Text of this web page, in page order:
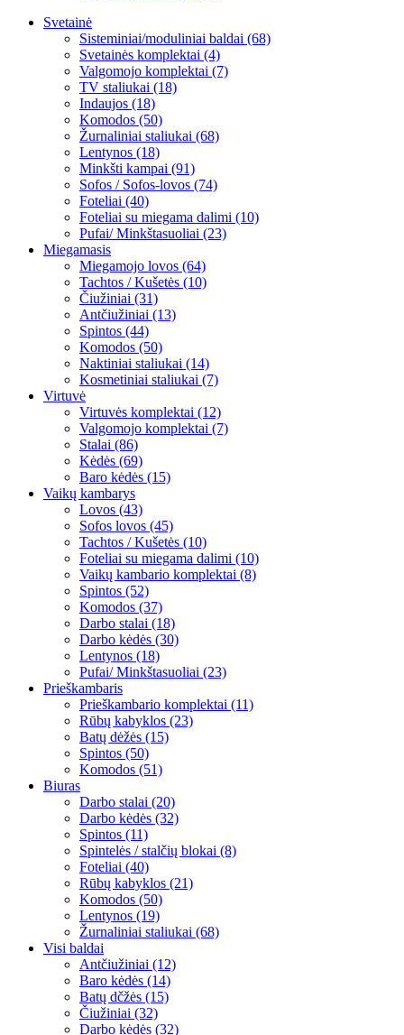
Svetainė
Sisteminiai/moduliniai baldai (68)
Svetainės komplektai (4)
Valgomojo komplektai (7)
TV staliukai (18)
Indaujos (18)
Komodos (50)
Žurnaliniai staliukai (68)
Lentynos (18)
Minkšti kampai (91)
Sofos / Sofos-lovos (74)
Foteliai (40)
Foteliai su miegama dalimi (10)
Pufai/ Minkštasuoliai (23)
Miegamasis
Miegamojo lovos (64)
Tachtos / Kušetės (10)
Čiužiniai (31)
Antčiužiniai (13)
Spintos (44)
Komodos (50)
Naktiniai staliukai (14)
Kosmetiniai staliukai (7)
Virtuvė
Virtuvės komplektai (12)
Valgomojo komplektai (7)
Stalai (86)
Kėdės (69)
Baro kėdės (15)
Vaikų kambarys
Lovos (43)
Sofos lovos (45)
Tachtos / Kušetės (10)
Foteliai su miegama dalimi (10)
Vaikų kambario komplektai (8)
Spintos (52)
Komodos (37)
Darbo stalai (18)
Darbo kėdės (30)
Lentynos (18)
Pufai/ Minkštasuoliai (23)
Prieškambaris
Prieškambario komplektai (11)
Rūbų kabyklos (23)
Batų dėžės (15)
Spintos (50)
Komodos (51)
Biuras
Darbo stalai (20)
Darbo kėdės (32)
Spintos (11)
Spintelės / stalčių blokai (8)
Foteliai (40)
Rūbų kabyklos (21)
Komodos (50)
Lentynos (19)
Žurnaliniai staliukai (68)
Visi baldai
Antčiužiniai (12)
Baro kėdės (14)
Batų dčžės (15)
Čiužiniai (32)
Darbo kėdės (32)